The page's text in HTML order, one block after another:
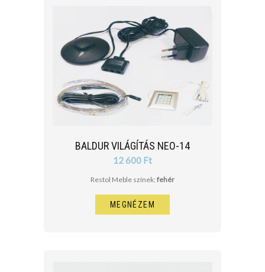
BALDUR VILÁGÍTÁS NEO-14
12 600 Ft
Restol Meble színek: fehér
MEGNÉZEM